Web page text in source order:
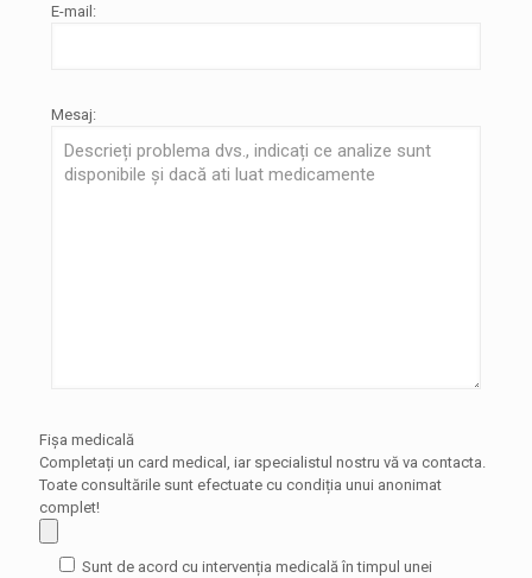
E-mail:
Mesaj:
Fișa medicală
Completați un card medical, iar specialistul nostru vă va contacta.
Toate consultările sunt efectuate cu condiția unui anonimat
complet!
Sunt de acord cu intervenția medicală în timpul unei